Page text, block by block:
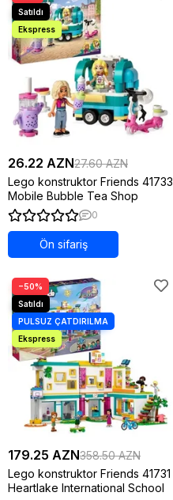
26.22 AZN27.60 AZN
Lego konstruktor Friends 41733
Mobile Bubble Tea Shop
0
Ön sifariş
−50%
179.25 AZN358.50 AZN
Lego konstruktor Friends 41731
Heartlake International School